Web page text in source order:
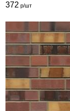
372 р/шт